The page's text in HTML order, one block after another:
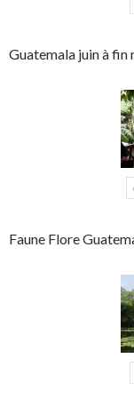
Guatemala juin à fin
Faune Flore